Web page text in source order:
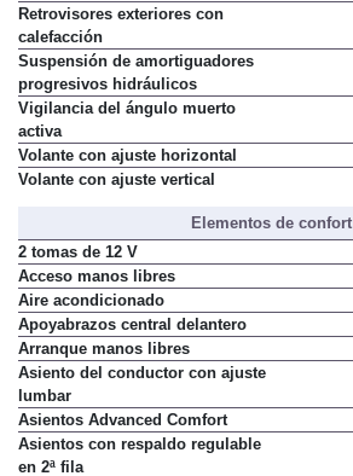
Retrovisores exteriores con
calefacción
Suspensión de amortiguadores
progresivos hidráulicos
Vigilancia del ángulo muerto
activa
Volante con ajuste horizontal
Volante con ajuste vertical
Elementos de confort
2 tomas de 12 V
Acceso manos libres
Aire acondicionado
Apoyabrazos central delantero
Arranque manos libres
Asiento del conductor con ajuste
lumbar
Asientos Advanced Comfort
Asientos con respaldo regulable
en 2ª fila